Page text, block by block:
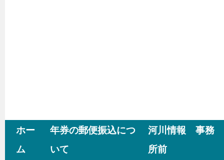
ホー
ム
年券の郵便振込につ
いて
河川情報 事務
所前